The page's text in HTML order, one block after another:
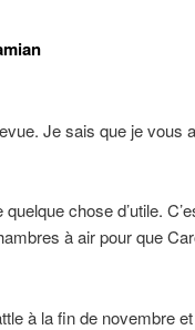
Je sais que je vous
chose d’utile.
à air pour que
à la fin de novembre